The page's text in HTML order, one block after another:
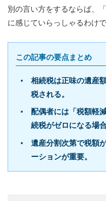
別の言い方をするならば、
に感じていらっしゃるわけで
この記事の要点まとめ
相続税は正味の遺産
税される。
配偶者には「税額軽
続税がゼロになる場合
遺産分割次第で税額
ーションが重要。